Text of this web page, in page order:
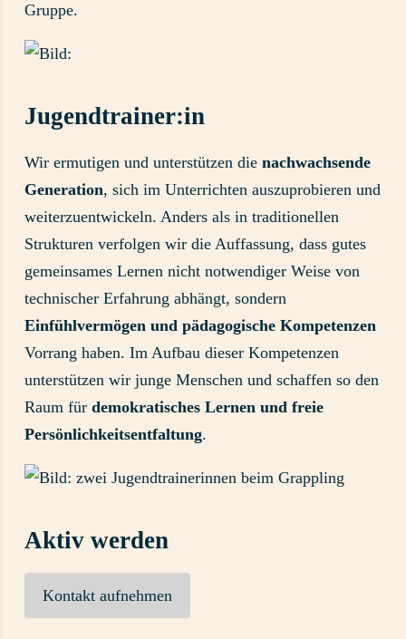
Gruppe.
Jugendtrainer:in
Wir ermutigen und unterstützen die nachwachsende
Generation, sich im Unterrichten auszuprobieren und
weiterzuentwickeln. Anders als in traditionellen
Strukturen verfolgen wir die Auffassung, dass gutes
gemeinsames Lernen nicht notwendiger Weise von
technischer Erfahrung abhängt, sondern
Einfühlvermögen und pädagogische Kompetenzen
Vorrang haben. Im Aufbau dieser Kompetenzen
unterstützen wir junge Menschen und schaffen so den
Raum für demokratisches Lernen und freie
Persönlichkeitsentfaltung.
Aktiv werden
Kontakt aufnehmen